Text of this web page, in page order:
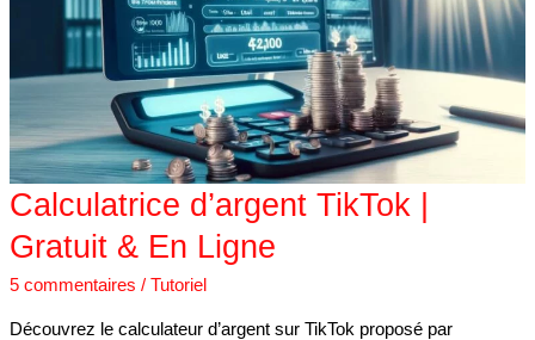
Calculatrice d’argent TikTok |
Gratuit & En Ligne
5 commentaires / Tutoriel
Découvrez le calculateur d’argent sur TikTok proposé par